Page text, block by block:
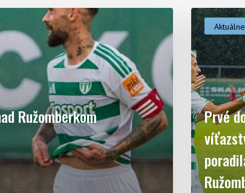
Ružomberkom
3. August
Prvé